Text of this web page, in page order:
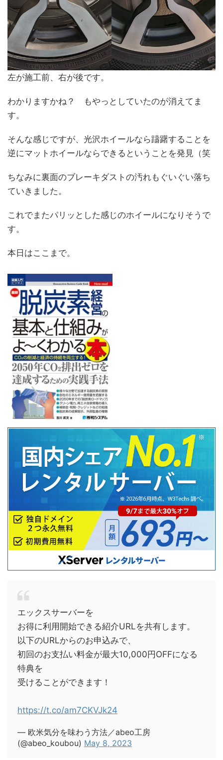
左が施工前、右が後です。
わかりますかね？ もやっとしていたのが消えてま
す。
そんな感じですが、光沢ホイールなら躊躇することを
逆にマットホイールならできるということを発見（笑
ちなみに裏面のブレーキダストの汚れもぐいぐい落ち
ていきました。
これでまたパリッとした感じのホイールになりそうで
す。
本日はここまで。
エックスサーバーを
お得に利用開始できる紹介URLを共有します。
以下のURLからのお申込みで、
初回のお支払い料金が最大10,000円OFFになる
特典を
受けることができます！
https://t.co/am7CKVJk24
— 欧米気分を味わう方法／abeo工房
(@abeo_koubou) May 8, 2023